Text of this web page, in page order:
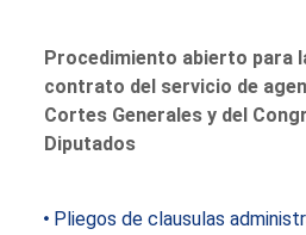
Procedimiento abierto para
contrato del servicio de
Cortes Generales y del
Diputados
Pliegos de clausulas